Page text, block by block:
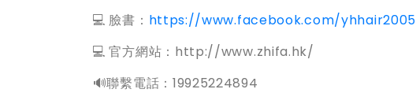
💻 臉書： https://www.facebook.com/yhhair2005
💻 官方網站：http://www.zhifa.hk/
️🔊聯繫電話：19925224894